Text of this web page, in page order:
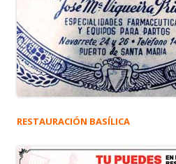
RESTAURACIÓN BASÍLICA